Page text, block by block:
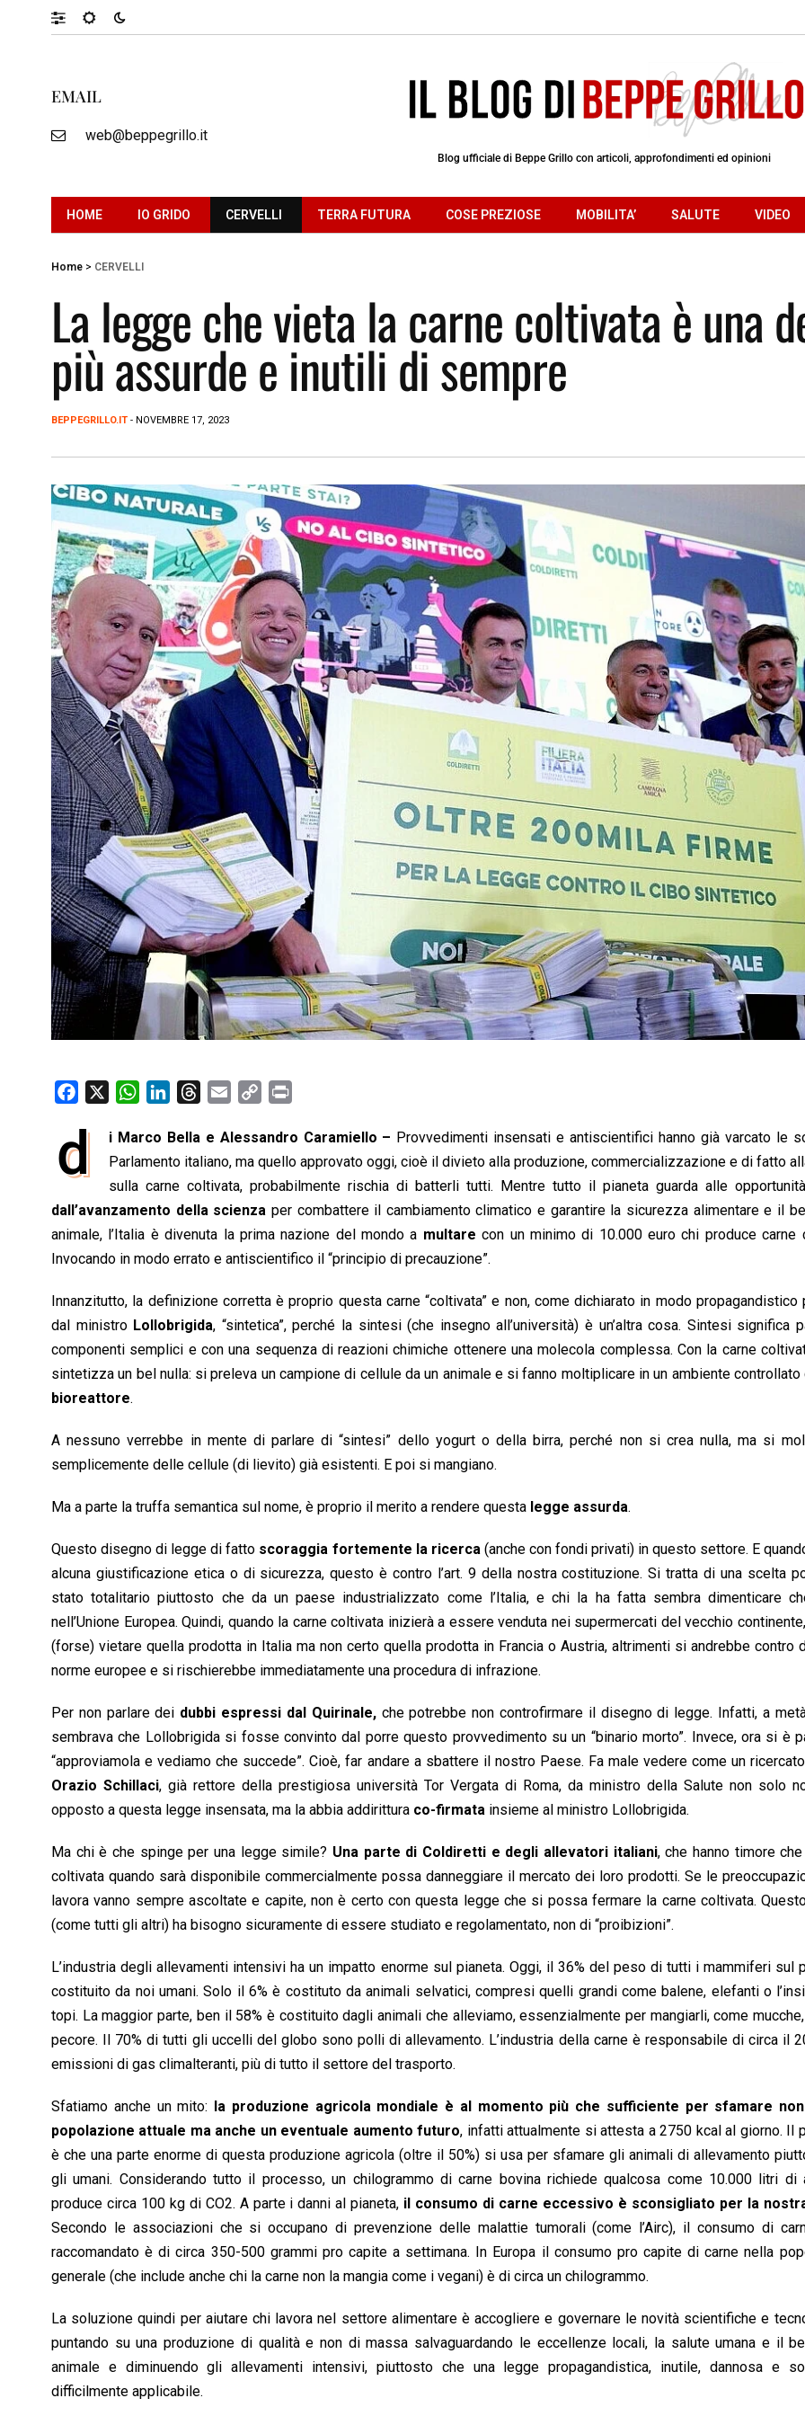
EMAIL
web@beppegrillo.it
Blog ufficiale di Beppe Grillo con articoli, approfondimenti ed opinioni
HOME IO GRIDO CERVELLI TERRA FUTURA COSE PREZIOSE MOBILITA’ SALUTE VIDEO
Home > CERVELLI
La legge che vieta la carne coltivata è una
più assurde e inutili di sempre
BEPPEGRILLO.IT - NOVEMBRE 17, 2023
e
o
o
k
W
a
t
s
A
p
p
n
k
e
d
I
n
e
a
d
s
a
i
l
p
y
L
i
n
k
i
n
t
d i Marco Bella e Alessandro Caramiello – Provvedimenti insensati e antiscientifici hanno già varcato le
Parlamento italiano, ma quello approvato oggi, cioè il divieto alla produzione, commercializzazione e di fatto
sulla carne coltivata, probabilmente rischia di batterli tutti. Mentre tutto il pianeta guarda alle
dall’avanzamento della scienza per combattere il cambiamento climatico e garantire la sicurezza alimentare e il
animale, l’Italia è divenuta la prima nazione del mondo a multare con un minimo di 10.000 euro chi produce carne
Invocando in modo errato e antiscientifico il “principio di precauzione”.
Innanzitutto, la definizione corretta è proprio questa carne “coltivata” e non, come dichiarato in modo propagandistico
dal ministro Lollobrigida, “sintetica”, perché la sintesi (che insegno all’università) è un’altra cosa. Sintesi significa
componenti semplici e con una sequenza di reazioni chimiche ottenere una molecola complessa. Con la carne
sintetizza un bel nulla: si preleva un campione di cellule da un animale e si fanno moltiplicare in un ambiente controllato
bioreattore.
A nessuno verrebbe in mente di parlare di “sintesi” dello yogurt o della birra, perché non si crea nulla, ma si
semplicemente delle cellule (di lievito) già esistenti. E poi si mangiano.
Ma a parte la truffa semantica sul nome, è proprio il merito a rendere questa legge assurda.
Questo disegno di legge di fatto scoraggia fortemente la ricerca(anche con fondi privati) in questo settore. E
alcuna giustificazione etica o di sicurezza, questo è contro l’art. 9 della nostra costituzione. Si tratta di una scelta
stato totalitario piuttosto che da un paese industrializzato come l’Italia, e chi la ha fatta sembra dimenticare
nell’Unione Europea. Quindi, quando la carne coltivata inizierà a essere venduta nei supermercati del vecchio
(forse) vietare quella prodotta in Italia ma non certo quella prodotta in Francia o Austria, altrimenti si andrebbe contro
norme europee e si rischierebbe immediatamente una procedura di infrazione.
Per non parlare dei dubbi espressi dal Quirinale,che potrebbe non controfirmare il disegno di legge. Infatti, a
sembrava che Lollobrigida si fosse convinto dal porre questo provvedimento su un “binario morto”. Invece, ora si è
“approviamola e vediamo che succede”. Cioè, far andare a sbattere il nostro Paese. Fa male vedere come un
Orazio Schillaci, già rettore della prestigiosa università Tor Vergata di Roma, da ministro della Salute non solo
opposto a questa legge insensata, ma la abbia addirittura co-firmata insieme al ministro Lollobrigida.
Ma chi è che spinge per una legge simile? Una parte di Coldiretti e degli allevatori italiani, che hanno timore
coltivata quando sarà disponibile commercialmente possa danneggiare il mercato dei loro prodotti. Se le
lavora vanno sempre ascoltate e capite, non è certo con questa legge che si possa fermare la carne coltivata.
(come tutti gli altri) ha bisogno sicuramente di essere studiato e regolamentato, non di “proibizioni”.
L’industria degli allevamenti intensivi ha un impatto enorme sul pianeta. Oggi, il 36% del peso di tutti i mammiferi sul
costituito da noi umani. Solo il 6% è costituto da animali selvatici, compresi quelli grandi come balene, elefanti o
topi. La maggior parte, ben il 58% è costituito dagli animali che alleviamo, essenzialmente per mangiarli, come
pecore. Il 70% di tutti gli uccelli del globo sono polli di allevamento. L’industria della carne è responsabile di circa il
emissioni di gas climalteranti, più di tutto il settore del trasporto.
Sfatiamo anche un mito:
la produzione agricola mondiale è al momento più che sufficiente per sfamare
popolazione attuale ma anche un eventuale aumento futuro, infatti attualmente si attesta a 2750 kcal al giorno. Il
è che una parte enorme di questa produzione agricola (oltre il 50%) si usa per sfamare gli animali di allevamento
gli umani. Considerando tutto il processo, un chilogrammo di carne bovina richiede qualcosa come 10.000 litri di
produce circa 100 kg di CO2. A parte i danni al pianeta, il consumo di carne eccessivo è sconsigliato per la
Secondo le associazioni che si occupano di prevenzione delle malattie tumorali (come l’Airc), il consumo di
raccomandato è di circa 350-500 grammi pro capite a settimana. In Europa il consumo pro capite di carne nella
generale (che include anche chi la carne non la mangia come i vegani) è di circa un chilogrammo.
La soluzione quindi per aiutare chi lavora nel settore alimentare è accogliere e governare le novità scientifiche e
puntando su una produzione di qualità e non di massa salvaguardando le eccellenze locali, la salute umana e il
animale e diminuendo gli allevamenti intensivi, piuttosto che una legge propagandistica, inutile, dannosa e
difficilmente applicabile.